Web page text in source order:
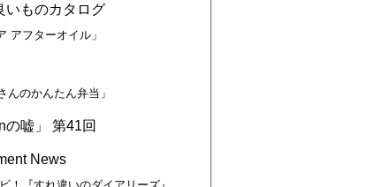
いものカタログ
アフターオイル」
んのかんたん弁当」
の嘘」 第41回
News